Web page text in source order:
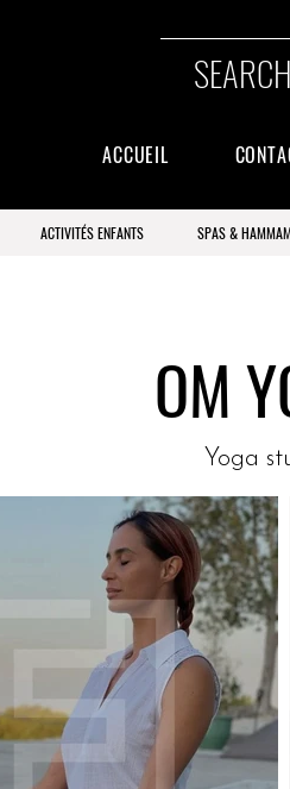
ACCUEIL
ACTIVITÉS ENFANTS SPAS &
OM
Yoga